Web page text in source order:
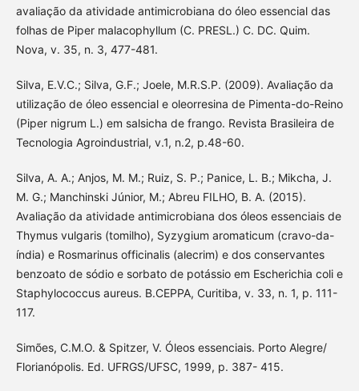
avaliação da atividade antimicrobiana do óleo essencial das
folhas de Piper malacophyllum (C. PRESL.) C. DC. Quim.
Nova, v. 35, n. 3, 477-481.
Silva, E.V.C.; Silva, G.F.; Joele, M.R.S.P. (2009). Avaliação da
utilização de óleo essencial e oleorresina de Pimenta-do-Reino
(Piper nigrum L.) em salsicha de frango. Revista Brasileira de
Tecnologia Agroindustrial, v.1, n.2, p.48-60.
Silva, A. A.; Anjos, M. M.; Ruiz, S. P.; Panice, L. B.; Mikcha, J.
M. G.; Manchinski Júnior, M.; Abreu FILHO, B. A. (2015).
Avaliação da atividade antimicrobiana dos óleos essenciais de
Thymus vulgaris (tomilho), Syzygium aromaticum (cravo-da-
índia) e Rosmarinus officinalis (alecrim) e dos conservantes
benzoato de sódio e sorbato de potássio em Escherichia coli e
Staphylococcus aureus. B.CEPPA, Curitiba, v. 33, n. 1, p. 111-
117.
Simões, C.M.O. & Spitzer, V. Óleos essenciais. Porto Alegre/
Florianópolis. Ed. UFRGS/UFSC, 1999, p. 387- 415.